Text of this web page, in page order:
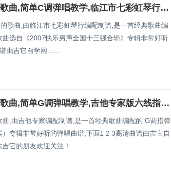
伤城吉他谱,原版张远歌曲,简单C调弹唱教学,临江市七彩虹琴行版六线指弹简谱图
歌曲,由临江市七彩虹琴行编配制谱,是一首经典歌曲编
选自《2007快乐男声全国十三强合辑》专辑非常好听
由吉它自学网......
嘉宾吉他谱,原版张远歌曲,简单G调弹唱教学,吉他专家版六线指弹简谱图
曲,由吉他专家编配制谱,是一首经典歌曲编配的 G调指弹
专辑非常好听的弹唱曲谱,下面1 2 3高清曲谱由吉它自
它的朋友欢迎关注！